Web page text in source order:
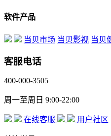
软件产品
当贝市场 当贝影视 当贝
客服电话
400-000-3505
周一至周日 9:00-22:00
在线客服 用户社区